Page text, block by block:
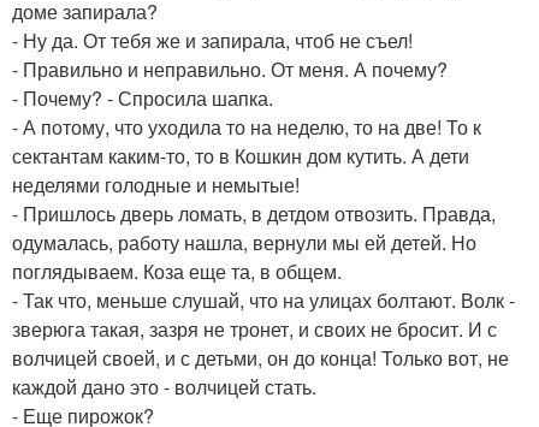
доме запирала?
- Ну да. От тебя же и запирала, чтоб не съел!
- Правильно и неправильно. От меня. А почему?
- Почему? - Спросила шапка.
- А потому, что уходила то на неделю, то на две! То к
сектантам каким-то, то в Кошкин дом кутить. А дети
неделями голодные и немытые!
- Пришлось дверь ломать, в детдом отвозить. Правда,
одумалась, работу нашла, вернули мы ей детей. Но
поглядываем. Коза еще та, в общем.
- Так что, меньше слушай, что на улицах болтают. Волк -
зверюга такая, зазря не тронет, и своих не бросит. И с
волчицей своей, и с детьми, он до конца! Только вот, не
каждой дано это - волчицей стать.
- Еще пирожок?